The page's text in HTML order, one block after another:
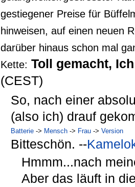
gestiegener Preise für
hinweisen, auf einen neuen
darüber hinaus schon mal
Kette: Toll gemacht,
(CEST)
So, nach einer
(also ich) drauf
Batterie -> Mensch -> Frau ->Version
Bitteschön. --
Hmmm...nach
Aber das läuft in